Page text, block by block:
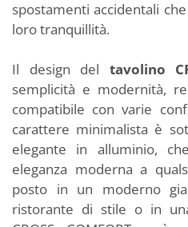
spostamenti accidentali
loro tranquillità.
Il design del tavolino
semplicità e modernità,
compatibile con varie
carattere minimalista è
elegante in alluminio,
eleganza moderna a
posto in un moderno
ristorante di stile o in